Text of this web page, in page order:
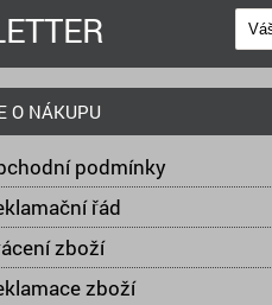
O NÁKUPU
podmínky
řád
zboží
zboží